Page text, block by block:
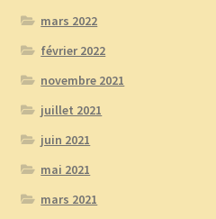
mars 2022
février 2022
novembre 2021
juillet 2021
juin 2021
mai 2021
mars 2021